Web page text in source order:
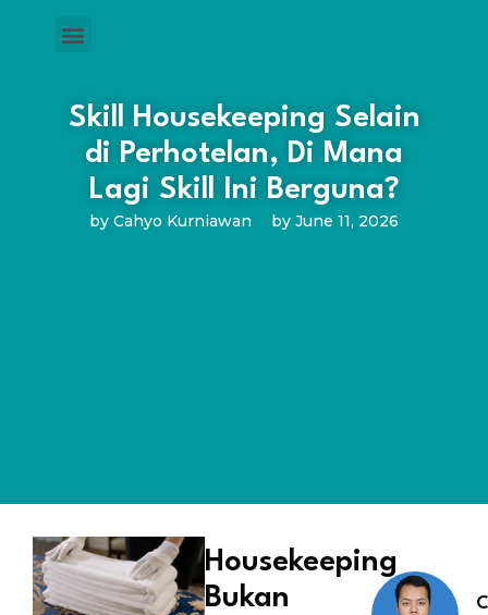
Skill Housekeeping Selain
di Perhotelan, Di Mana
Lagi Skill Ini Berguna?
by Cahyo Kurniawan by June 11, 2026
Housekeeping
Bukan